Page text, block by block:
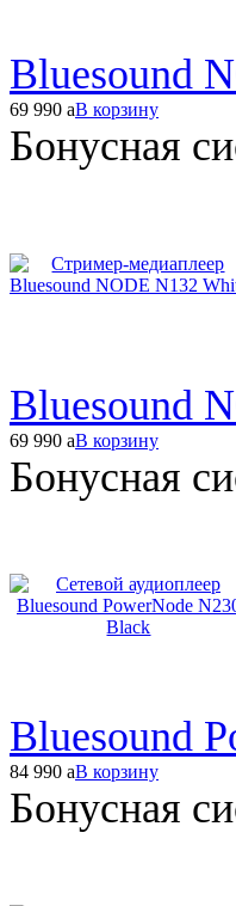
Bluesound
69 990 aВ корзину
Бонусная
Bluesound
69 990 aВ корзину
Бонусная
Bluesound
84 990 aВ корзину
Бонусная